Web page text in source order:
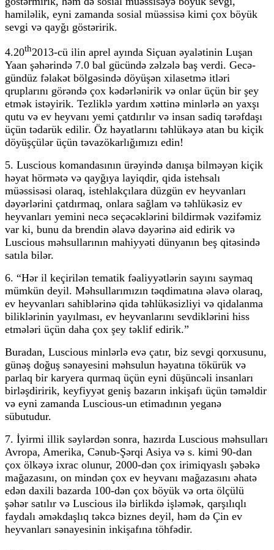
hamiləlik, eyni zamanda sosial müəssisə kimi çox böyük
sevgi və qayğı göstəririk.
4.20th2013-cü ilin aprel ayında Siçuan əyalətinin Luşan
Yaan şəhərində 7.0 bal gücündə zəlzələ baş verdi. Gecə-
gündüz fəlakət bölgəsində döyüşən xilasetmə itləri
qruplarını görəndə çox kədərlənirik və onlar üçün bir şey
etmək istəyirik. Tezliklə yardım xəttinə minlərlə ən yaxşı
qutu və ev heyvanı yemi çatdırılır və insan sadiq tərəfdaşı
üçün tədarük edilir. Öz həyatlarını təhlükəyə atan bu kiçik
döyüşçülər üçün təvazökarlığımızı edin!
5. Luscious komandasının ürəyində danışa bilməyən kiçik
həyat hörmətə və qayğıya layiqdir, qida istehsalı
müəssisəsi olaraq, istehlakçılara düzgün ev heyvanları
dəyərlərini çatdırmaq, onlara sağlam və təhlükəsiz ev
heyvanları yemini necə seçəcəklərini bildirmək vəzifəmiz
var ki, bunu da brendin əlavə dəyərinə aid edirik və
Luscious məhsullarının mahiyyəti dünyanın beş qitəsində
satıla bilər.
6. “Hər il keçirilən tematik fəaliyyətlərin sayını saymaq
mümkün deyil. Məhsullarımızın təqdimatına əlavə olaraq,
ev heyvanları sahiblərinə qida təhlükəsizliyi və qidalanma
biliklərinin yayılması, ev heyvanlarını sevdiklərini hiss
etmələri üçün daha çox şey təklif edirik.”
Buradan, Luscious minlərlə evə çatır, biz sevgi qorxusunu,
günəş doğuş sənayesini məhsulun həyatına tökürük və
parlaq bir karyera qurmaq üçün eyni düşüncəli insanları
birləşdiririk, keyfiyyət geniş bazarın inkişafı üçün təməldir
və eyni zamanda Luscious-un etimadının yeganə
sübutudur.
7. İyirmi illik səylərdən sonra, hazırda Luscious məhsulları
Avropa, Amerika, Cənub-Şərqi Asiya və s. kimi 90-dan
çox ölkəyə ixrac olunur, 2000-dən çox irimiqyaslı şəbəkə
mağazasını, on mindən çox ev heyvanı mağazasını əhatə
edən daxili bazarda 100-dən çox böyük və orta ölçülü
şəhər satılır və Luscious ilə birlikdə işləmək, qarşılıqlı
faydalı əməkdaşlıq təkcə biznes deyil, həm də Çin ev
heyvanları sənayesinin inkişafına töhfədir.